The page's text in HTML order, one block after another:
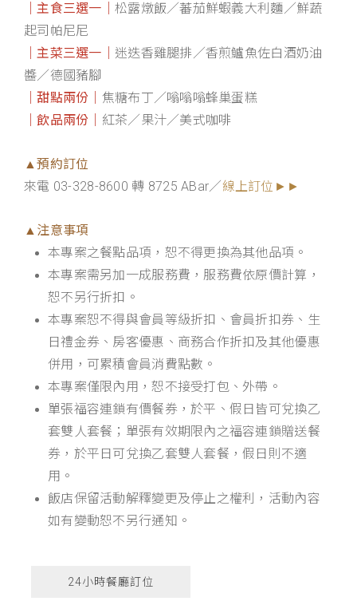
｜主食三選一｜ 松露燉飯／蕃茄鮮蝦義大利麵／鮮蔬
起司帕尼尼
｜主菜三選一｜ 迷迭香雞腿排／香煎鱸魚佐白酒奶油
醬／德國豬腳
｜甜點兩份｜ 焦糖布丁／嗡嗡嗡蜂巢蛋糕
｜飲品兩份｜ 紅茶／果汁／美式咖啡
▲預約訂位
來電 03-328-8600 轉 8725 ABar／線上訂位►►
▲注意事項
本專案之餐點品項，恕不得更換為其他品項。
本專案需另加一成服務費，服務費依原價計算，
恕不另行折扣。
本專案恕不得與會員等級折扣、會員折扣券、生
日禮金券、房客優惠、商務合作折扣及其他優惠
併用，可累積會員消費點數。
本專案僅限內用，恕不接受打包、外帶。
單張福容連鎖有價餐券，於平、假日皆可兌換乙
套雙人套餐；單張有效期限內之福容連鎖贈送餐
券，於平日可兌換乙套雙人套餐，假日則不適
用。
飯店保留活動解釋變更及停止之權利，活動內容
如有變動恕不另行通知。
24小時餐廳訂位